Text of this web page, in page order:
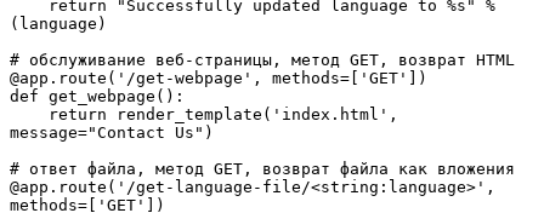
(language)
# обслуживание веб-страницы, метод GET, возврат HTML
@app.route('/get-webpage', methods=['GET'])
def get_webpage():
message="Contact Us")
# ответ файла, метод GET, возврат файла как вложения
@app.route('/get-language-file/<string:language>',
methods=['GET'])